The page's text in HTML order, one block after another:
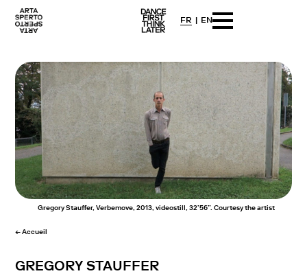
content
FR EN
Gregory Stauffer, Verbemove, 2013, videostill, 32’56”. Courtesy the artist
← Accueil
GREGORY STAUFFER